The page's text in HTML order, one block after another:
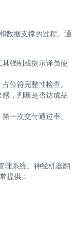
数据支撑的过程。通
强制或提示译员使
位符完整性检查。
感，判断是否达成品
一次交付通过率、
理系统、神经机器翻
提供：